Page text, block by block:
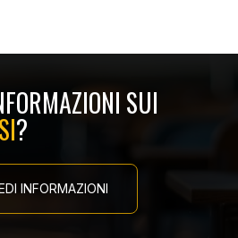
SUI
?
INFORMAZIONI